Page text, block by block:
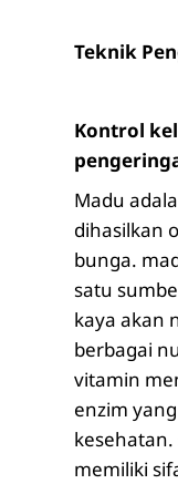
Teknik
Kontrol
Madu
dihasilkan
bunga.
satu
kaya akan
berbagai
vitamin
enzim
memiliki